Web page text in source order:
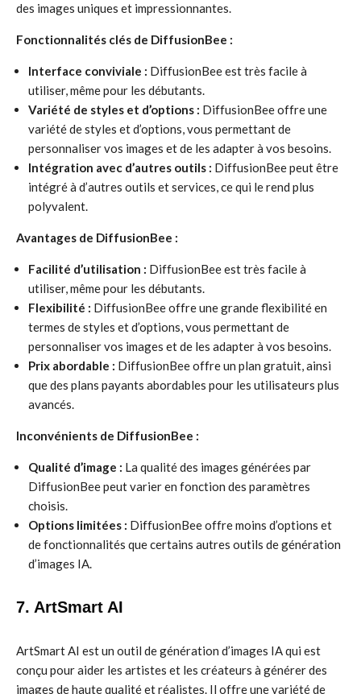
des images uniques et impressionnantes.
Fonctionnalités clés de DiffusionBee :
Interface conviviale : DiffusionBee est très facile à
utiliser, même pour les débutants.
Variété de styles et d’options : DiffusionBee offre une
variété de styles et d’options, vous permettant de
personnaliser vos images et de les adapter à vos besoins.
Intégration avec d’autres outils : DiffusionBee peut être
intégré à d’autres outils et services, ce qui le rend plus
polyvalent.
Avantages de DiffusionBee :
Facilité d’utilisation : DiffusionBee est très facile à
utiliser, même pour les débutants.
Flexibilité : DiffusionBee offre une grande flexibilité en
termes de styles et d’options, vous permettant de
personnaliser vos images et de les adapter à vos besoins.
Prix abordable : DiffusionBee offre un plan gratuit, ainsi
que des plans payants abordables pour les utilisateurs plus
avancés.
Inconvénients de DiffusionBee :
Qualité d’image : La qualité des images générées par
DiffusionBee peut varier en fonction des paramètres
choisis.
Options limitées : DiffusionBee offre moins d’options et
de fonctionnalités que certains autres outils de génération
d’images IA.
7. ArtSmart AI
ArtSmart AI est un outil de génération d’images IA qui est
conçu pour aider les artistes et les créateurs à générer des
images de haute qualité et réalistes. Il offre une variété de